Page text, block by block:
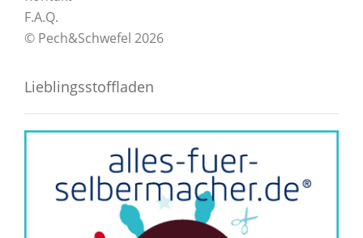
F.A.Q.
© Pech&Schwefel 2026
Lieblingsstoffladen